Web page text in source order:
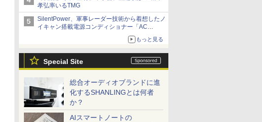
孝弘率いるTMG
SilentPower、軍事レーダー技術から着想したノ
イキャン搭載電源コンディショナー「AC
もっと見る
Special Site
総合オーディオブランドに進
化するSHANLINGとは何者
か？
AIスマートノートの